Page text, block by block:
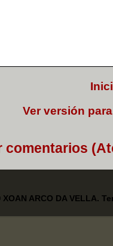
Ver versión
comentarios
XOAN ARCO DA VELLA.